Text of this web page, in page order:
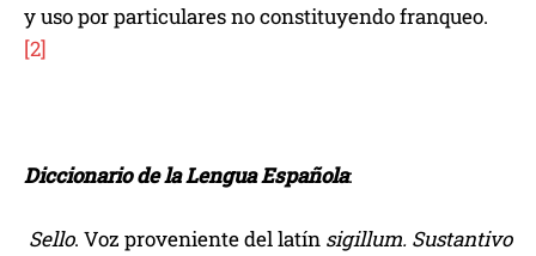
y uso por particulares no constituyendo franqueo.
[2]
Diccionario de la Lengua Española:
Sello. Voz proveniente del latín sigillum. Sustantivo